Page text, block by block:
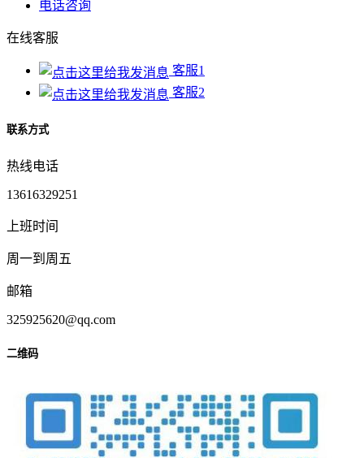
电话咨询
在线客服
客服1
客服2
联系方式
热线电话
13616329251
上班时间
周一到周五
邮箱
325925620@qq.com
二维码